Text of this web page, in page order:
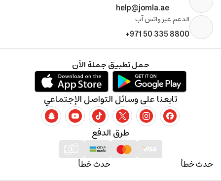
help@jomla.ae
الدعم عبر واتس آب
+971 50 335 8800
حدث خطأ حدث خطأ
طرق الدفع
تابعنا على وسائل التواصل الإجتماعي
حمل تطبيق جملة الآن